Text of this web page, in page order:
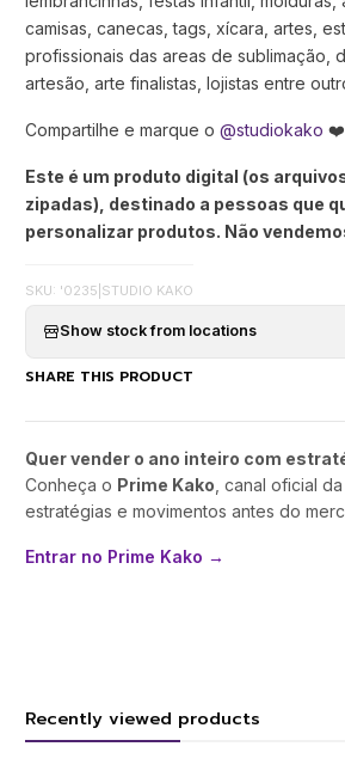
camisas, canecas, tags, xícara, artes,
profissionais das areas de sublimação,
artesão, arte finalistas, lojistas entre
Compartilhe e marque o @studiokako ❤️
Este é um produto digital (os
zipadas), destinado a pessoas que
personalizar produtos. Não
SKU: '0235 STUDIO KAKO
Show stock from locations
SHARE THIS PRODUCT
Quer vender o ano inteiro com
Conheça o Prime Kako , canal oficial
estratégias e movimentos antes do
Entrar no Prime Kako →
Recently viewed products